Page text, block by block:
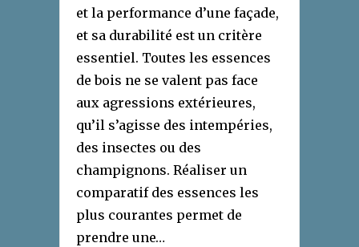
et la performance d’une façade,
et sa durabilité est un critère
essentiel. Toutes les essences
de bois ne se valent pas face
aux agressions extérieures,
qu’il s’agisse des intempéries,
des insectes ou des
champignons. Réaliser un
comparatif des essences les
plus courantes permet de
prendre une…